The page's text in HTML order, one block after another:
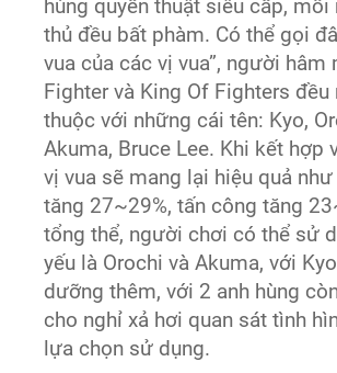
hùng quyền thuật siêu cấp,
thủ đều bất phàm. Có thể gọi
vua của các vị vua”, người hâm
Fighter và King Of Fighters đều
thuộc với những cái tên: Kyo,
Akuma, Bruce Lee. Khi kết hợp
vị vua sẽ mang lại hiệu quả
tăng 27~29%, tấn công tăng
tổng thể, người chơi có thể sử
yếu là Orochi và Akuma, với
dưỡng thêm, với 2 anh hùng
cho nghỉ xả hơi quan sát tình
lựa chọn sử dụng.